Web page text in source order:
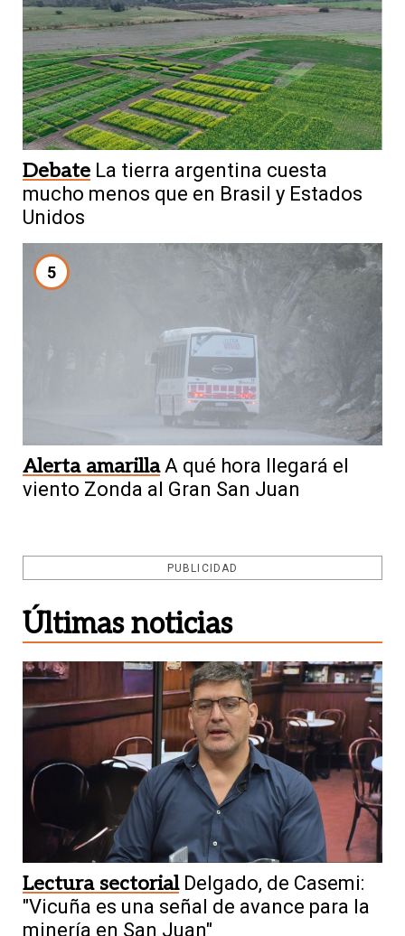
Debate La tierra argentina cuesta
mucho menos que en Brasil y Estados
Unidos
5
Alerta amarilla A qué hora llegará el
viento Zonda al Gran San Juan
PUBLICIDAD
Últimas noticias
Lectura sectorial Delgado, de Casemi:
"Vicuña es una señal de avance para la
minería en San Juan"